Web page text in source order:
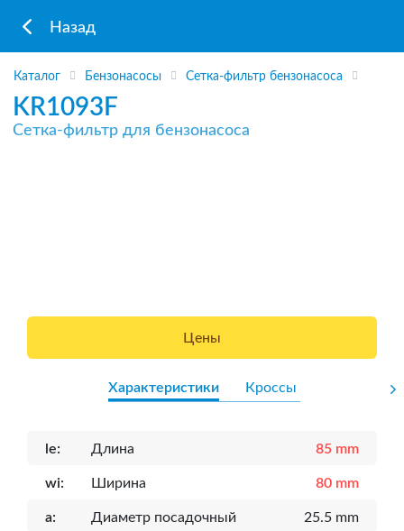
Назад
Каталог Бензонасосы Сетка-фильтр бензонасоса
KR1093F
Сетка-фильтр для бензонасоса
Цены
Характеристики Кроссы
le: Длина 85 mm
wi: Ширина 80 mm
a: Диаметр посадочный 25.5 mm